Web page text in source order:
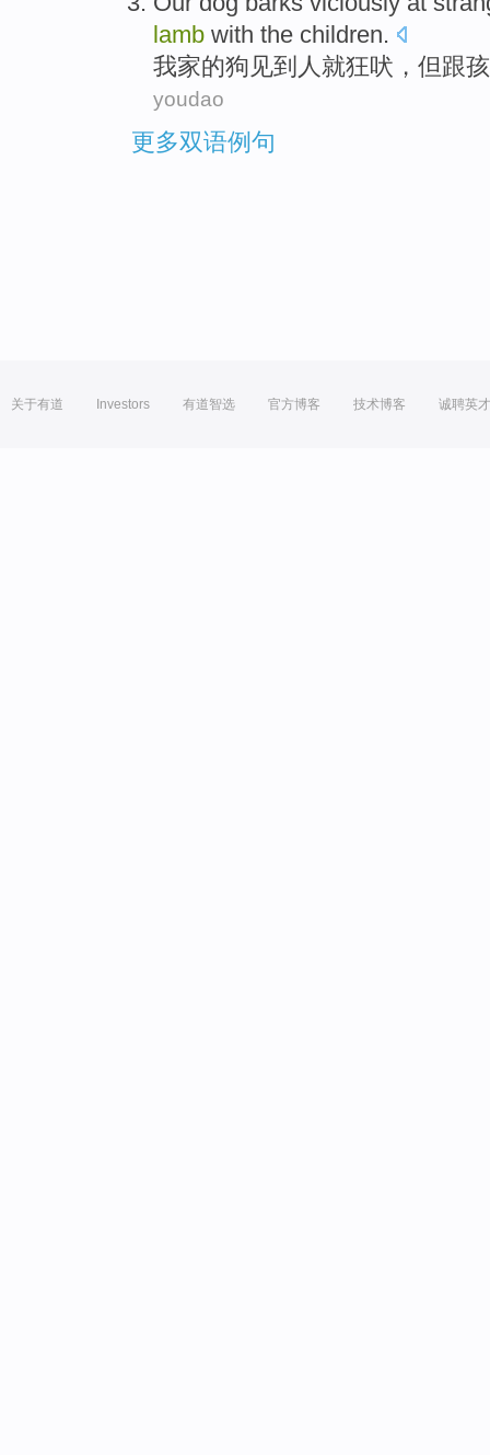
lamb with the children.
我家的狗 见到人就狂吠 ， 但跟
youdao
更多双语例句
关于有道 Investors 有道智选 官方博客 技术博客 诚聘英才